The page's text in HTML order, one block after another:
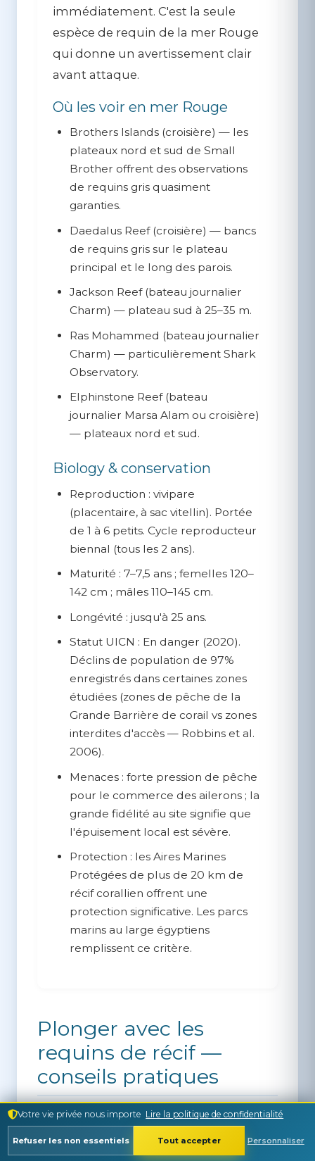
immédiatement. C'est la seule
espèce de requin de la mer Rouge
qui donne un avertissement clair
avant attaque.
Où les voir en mer Rouge
Brothers Islands (croisière) — les
plateaux nord et sud de Small
Brother offrent des observations
de requins gris quasiment
garanties.
Daedalus Reef(croisière) — bancs
de requins gris sur le plateau
principal et le long des parois.
Jackson Reef(bateau journalier
Charm) — plateau sud à 25–35 m.
Ras Mohammed (bateau journalier
Charm) — particulièrement Shark
Observatory.
Elphinstone Reef(bateau
journalier Marsa Alam ou croisière)
— plateaux nord et sud.
Biology & conservation
Reproduction : vivipare
(placentaire, à sac vitellin). Portée
de 1 à 6 petits. Cycle reproducteur
biennal (tous les 2 ans).
Maturité : 7–7,5 ans ; femelles 120–
142 cm ; mâles 110–145 cm.
Longévité : jusqu'à 25 ans.
Statut UICN : En danger (2020).
Déclins de population de 97%
enregistrés dans certaines zones
étudiées (zones de pêche de la
Grande Barrière de corail vs zones
interdites d'accès — Robbins et al.
2006).
Menaces : forte pression de pêche
pour le commerce des ailerons ; la
grande fidélité au site signifie que
l'épuisement local est sévère.
Protection : les Aires Marines
Protégées de plus de 20 km de
récif corallien offrent une
protection significative. Les parcs
marins au large égyptiens
remplissent ce critère.
Plonger avec les
requins de récif —
conseils pratiques
Les trois espèces de requins de récif
sont sûres à plonger selon les
Votre vie privée nous importe Lire la politique de confidentialité
Personnaliser
Refuser les non essentiels Tout accepter